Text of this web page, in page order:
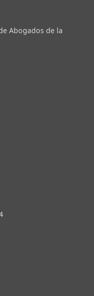
Abogados de la